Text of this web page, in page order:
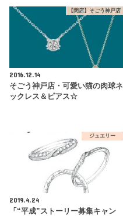
【閉店】そごう神戸店
2016.12.14
そごう神戸店・可愛い猫の肉球ネ
ックレス＆ピアス☆
ジュエリー
2019.4.24
「“平成”ストーリー募集キャン